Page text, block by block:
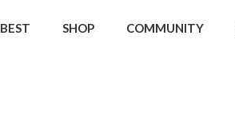
BEST SHOP COMMUNITY